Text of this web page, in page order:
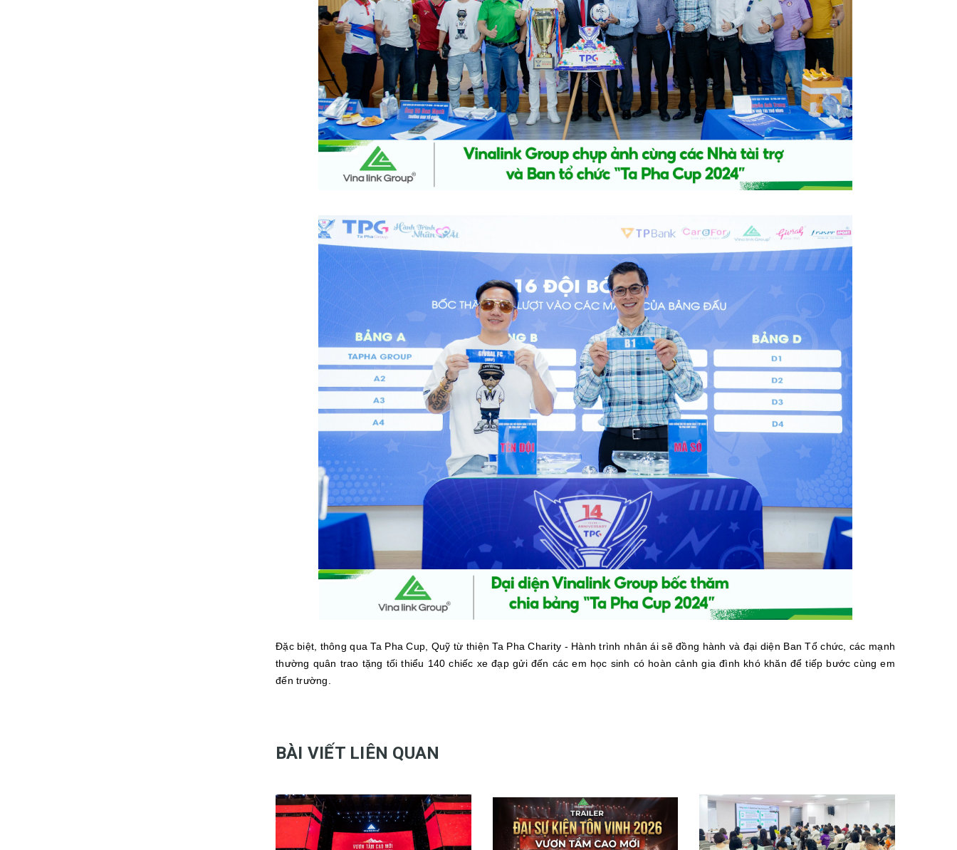
Đặc biệt, thông qua Ta Pha Cup, Quỹ từ thiện Ta Pha Charity - Hành trình nhân ái sẽ đồng hành và đại diện Ban Tổ chức, các mạnh
thường quân trao tặng tối thiểu 140 chiếc xe đạp gửi đến các em học sinh có hoàn cảnh gia đình khó khăn để tiếp bước cùng em
đến trường.
BÀI VIẾT LIÊN QUAN